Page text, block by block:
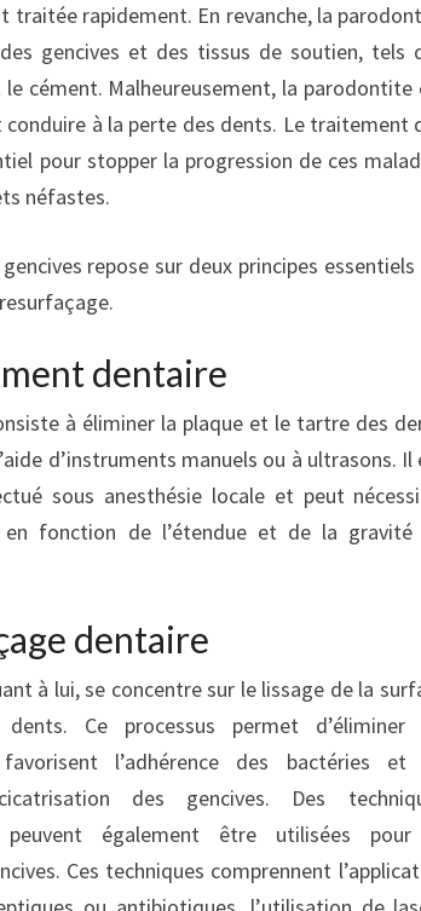
traitée rapidement. En revanche, la
gencives et des tissus de soutien, tels
le cément. Malheureusement, la parodontite
à la perte des dents. Le traitement
pour stopper la progression de ces
néfastes.
repose sur deux principes essentiels
dentaire
à éliminer la plaque et le tartre des
d’instruments manuels ou à ultrasons. Il
sous anesthésie locale et peut
en fonction de l’étendue et de la gravité
dentaire
à lui, se concentre sur le lissage de la
Ce processus permet d’éliminer
l’adhérence des bactéries et
des gencives. Des
peuvent également être utilisées
Ces techniques comprennent